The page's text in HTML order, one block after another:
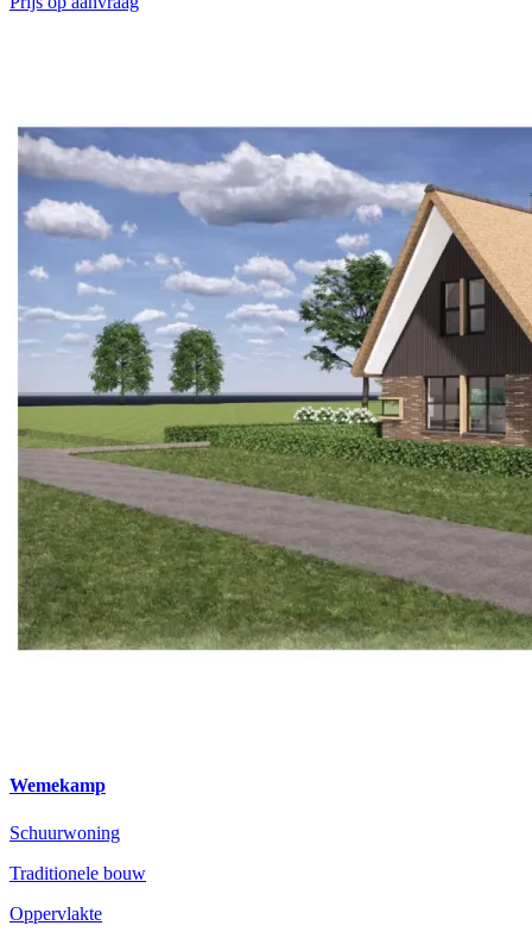
Wemekamp
Schuurwoning
Traditionele bouw
Oppervlakte